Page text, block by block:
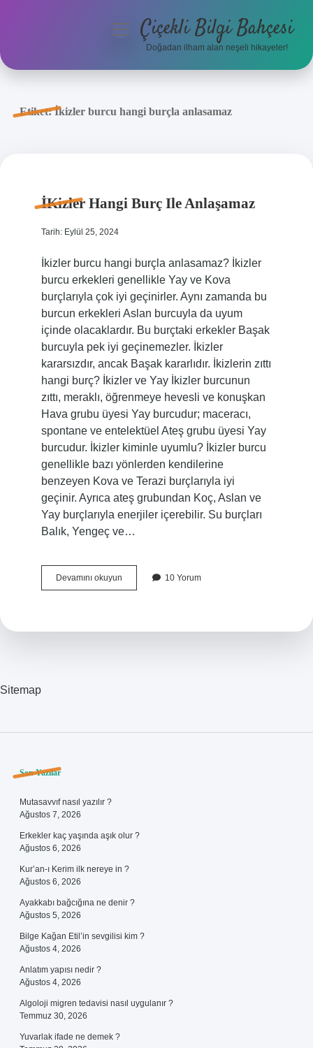
Anasayfa
menüyüÇiçekli Bilgi Bahçesi
Doğadan ilham alan neşeli hikayeler!
Etiket:İkizler burcu hangi burçla anlasamaz
İKizler Hangi Burç Ile Anlaşamaz
Tarih: Eylül 25, 2024
İkizler burcu hangi burçla anlasamaz? İkizler
burcu erkekleri genellikle Yay ve Kova
burçlarıyla çok iyi geçinirler. Aynı zamanda bu
burcun erkekleri Aslan burcuyla da uyum
içinde olacaklardır. Bu burçtaki erkekler Başak
burcuyla pek iyi geçinemezler. İkizler
kararsızdır, ancak Başak kararlıdır. İkizlerin zıttı
hangi burç? İkizler ve Yay İkizler burcunun
zıttı, meraklı, öğrenmeye hevesli ve konuşkan
Hava grubu üyesi Yay burcudur; maceracı,
spontane ve entelektüel Ateş grubu üyesi Yay
burcudur. İkizler kiminle uyumlu? İkizler burcu
genellikle bazı yönlerden kendilerine
benzeyen Kova ve Terazi burçlarıyla iyi
geçinir. Ayrıca ateş grubundan Koç, Aslan ve
Yay burçlarıyla enerjiler içerebilir. Su burçları
Balık, Yengeç ve…
Devamını okuyunİKizler
Hangi
10 Yorum
Sitemap
Sidebar
Son Yazılar
Mutasavvıf nasıl yazılır ?
Ağustos 7, 2026
Erkekler kaç yaşında aşık olur ?
Ağustos 6, 2026
Kur’an-ı Kerim ilk nereye in ?
Ağustos 6, 2026
Ayakkabı bağcığına ne denir ?
Ağustos 5, 2026
Bilge Kağan Etil’in sevgilisi kim ?
Ağustos 4, 2026
Anlatım yapısı nedir ?
Ağustos 4, 2026
Algoloji migren tedavisi nasıl uygulanır ?
Temmuz 30, 2026
Yuvarlak ifade ne demek ?